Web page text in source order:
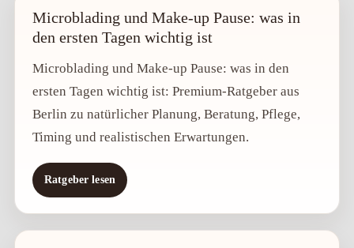
Microblading und Make-up Pause: was in
den ersten Tagen wichtig ist
Microblading und Make-up Pause: was in den
ersten Tagen wichtig ist: Premium-Ratgeber aus
Berlin zu natürlicher Planung, Beratung, Pflege,
Timing und realistischen Erwartungen.
Ratgeber lesen